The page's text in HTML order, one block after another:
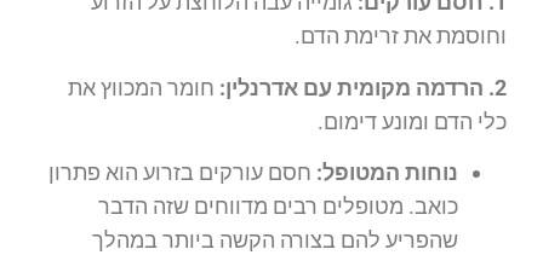
וחוסמת את זרימת הדם.
2. הרדמה מקומית עם אדרנלין:
חומר המכווץ את
כלי הדם ומונע דימום.
נוחות המטופל: חסם עורקים בזרוע הוא פתרון
כואב. מטופלים רבים מדווחים שזה הדבר
שהפריע להם בצורה הקשה ביותר במהלך